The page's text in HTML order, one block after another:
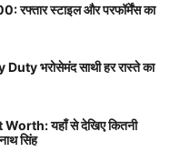
स्टाइल और परफॉर्मेंस का
भरोसेमंद साथी हर रास्ते का
यहाँ से देखिए कितनी
सिंह